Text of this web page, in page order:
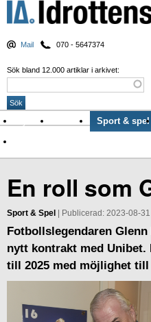
Mail 070 - 5647374
Sök bland 12.000 artiklar i arkivet:
Nyheter Krönikor Sport & spel
En roll som
Sport & Spel | Publicerad: 2023-08-
Fotbollslegendaren
nytt kontrakt med Unibet.
till 2025 med möjlighet